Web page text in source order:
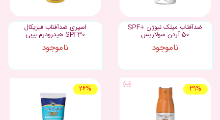
ضدآفتاب میلک نیوژن +SPF
50 آردن سولاریس
ناموجود
اسپری ضدآفتاب فیزیکال
SPF30 هیدرودرم بیبی
ناموجود
31%
26%